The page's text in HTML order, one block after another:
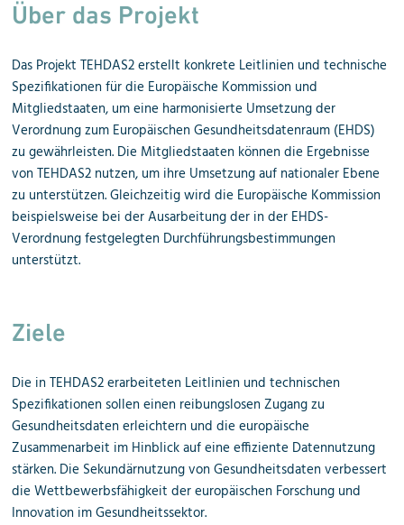
Über das Projekt
Das Projekt TEHDAS2 erstellt konkrete Leitlinien und technische
Spezifikationen für die Europäische Kommission und
Mitgliedstaaten, um eine harmonisierte Umsetzung der
Verordnung zum Europäischen Gesundheitsdatenraum (EHDS)
zu gewährleisten. Die Mitgliedstaaten können die Ergebnisse
von TEHDAS2 nutzen, um ihre Umsetzung auf nationaler Ebene
zu unterstützen. Gleichzeitig wird die Europäische Kommission
beispielsweise bei der Ausarbeitung der in der EHDS-
Verordnung festgelegten Durchführungsbestimmungen
unterstützt.
Ziele
Die in TEHDAS2 erarbeiteten Leitlinien und technischen
Spezifikationen sollen einen reibungslosen Zugang zu
Gesundheitsdaten erleichtern und die europäische
Zusammenarbeit im Hinblick auf eine effiziente Datennutzung
stärken. Die Sekundärnutzung von Gesundheitsdaten verbessert
die Wettbewerbsfähigkeit der europäischen Forschung und
Innovation im Gesundheitssektor.